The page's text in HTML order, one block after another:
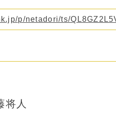
p/netadori/ts/
将人